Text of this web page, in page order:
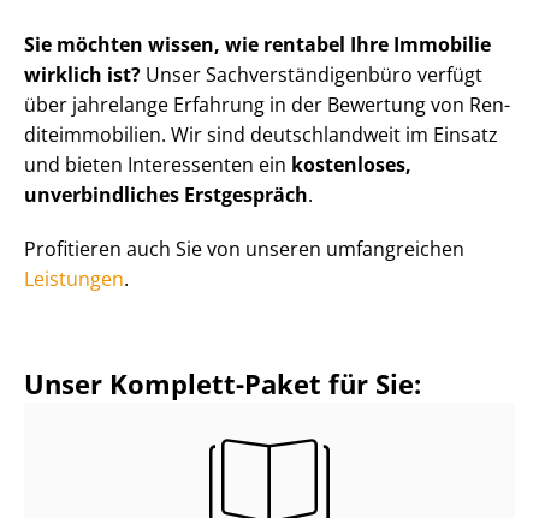
Sie möchten wissen, wie rentabel Ihre Immobilie
wirklich ist? Unser Sach­ver­stän­di­gen­bü­ro verfügt
über jahrelange Erfahrung in der Bewertung von Ren­
di­teim­mo­bi­li­en. Wir sind deutschlandweit im Einsatz
und bieten Interessenten ein kostenloses,
unverbindliches Erstgespräch.
Profitieren auch Sie von unseren umfangreichen
Leistungen.
Unser Komplett-Paket für Sie: